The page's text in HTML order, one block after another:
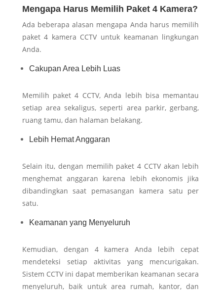
Mengapa Harus Memilih Paket 4 Kamera?
Ada beberapa alasan mengapa Anda harus memilih
paket 4 kamera CCTV untuk keamanan lingkungan
Anda.
Cakupan Area Lebih Luas
Memilih paket 4 CCTV, Anda lebih bisa memantau
setiap area sekaligus, seperti area parkir, gerbang,
ruang tamu, dan halaman belakang.
Lebih Hemat Anggaran
Selain itu, dengan memilih paket 4 CCTV akan lebih
menghemat anggaran karena lebih ekonomis jika
dibandingkan saat pemasangan kamera satu per
satu.
Keamanan yang Menyeluruh
Kemudian, dengan 4 kamera Anda lebih cepat
mendeteksi setiap aktivitas yang mencurigakan.
Sistem CCTV ini dapat memberikan keamanan secara
menyeluruh, baik untuk area rumah, kantor, dan